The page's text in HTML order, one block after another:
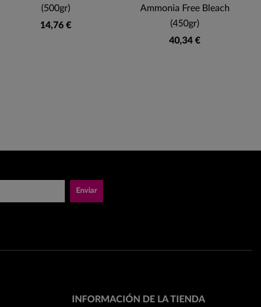
(500gr)
14,76 €
Ammonia Free Bleach
(450gr)
40,34 €
Enviar
INFORMACIÓN DE LA TIENDA